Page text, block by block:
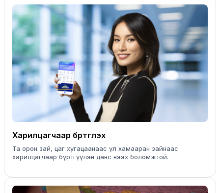
Харилцагчаар бүртгүүлэх
Та орон зай, цаг хугацаанаас үл хамааран зайнаас
харилцагчаар бүртгүүлэн данс нээх боломжтой.